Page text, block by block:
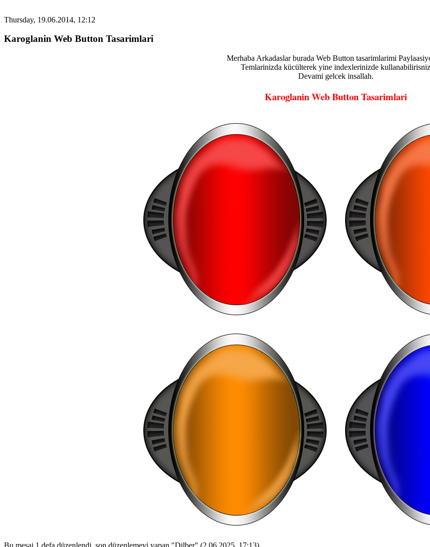
Thursday, 19.06.2014, 12:12
Karoglanin Web Button Tasarimlari
Merhaba Arkadaslar burada Web Button tasarimlarimi
Temlarinizda kücülterek yine indexlerinizde kullanabilirisniz
Devami gelcek insallah.
Karoglanin Web Button Tasarimlari